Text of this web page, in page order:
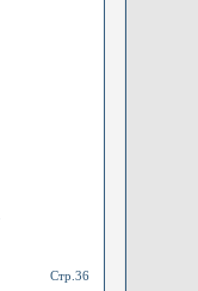
Стр.36